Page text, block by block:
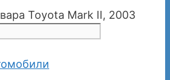
Toyota Mark II, 2003